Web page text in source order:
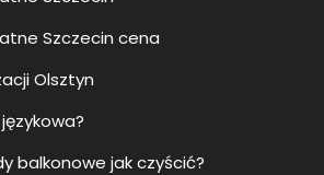
Szczecin cena
Olsztyn
balkonowe jak czyścić?